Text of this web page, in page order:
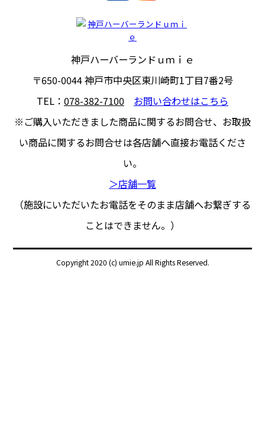
神戸ハーバーランドｕｍｉｅ
〒650-0044神戸市中央区東川崎町1丁目7番2号
TEL： 078-382-7100
お問い合わせはこちら
※ご購入いただきました商品に関するお問合せ、 お取扱
い商品に関するお問合せは各店舗へ直接お電話くださ
い。
＞店舗一覧
（施設にいただいたお電話をそのまま店舗へお繋ぎする
ことはできません。）
Copyright 2020 (c) umie.jp All Rights Reserved.